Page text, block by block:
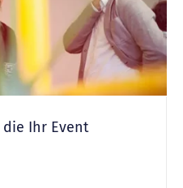
Ihr Event